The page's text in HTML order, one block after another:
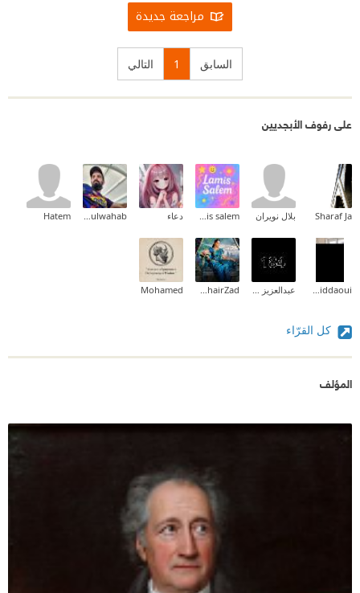
مراجعة جديدة
السابق 1 التالي
على رفوف الأبجديين
Sharaf Ja بلال نويران lamis salem دعاء abdulwahab
Hatem
Anouar hiddaoui عبدالعزيز المحمداوي Rahel KhairZad
Mohamed
كل القرّاء
المؤلف